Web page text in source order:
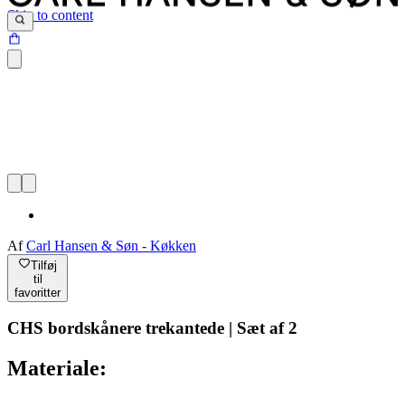
Skip to content
AfCarl Hansen & Søn - Køkken
Tilføj
til
favoritter
CHS bordskånere trekantede | Sæt af 2
Materiale: